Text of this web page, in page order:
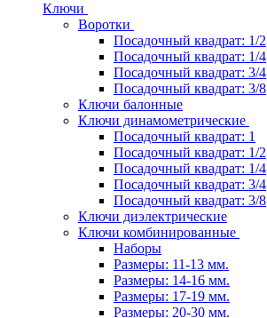
Ключи
Воротки
Посадочный квадрат: 1/2
Посадочный квадрат: 1/4
Посадочный квадрат: 3/4
Посадочный квадрат: 3/8
Ключи балонные
Ключи динамометрические
Посадочный квадрат: 1
Посадочный квадрат: 1/2
Посадочный квадрат: 1/4
Посадочный квадрат: 3/4
Посадочный квадрат: 3/8
Ключи диэлектрические
Ключи комбинированные
Наборы
Размеры: 11-13 мм.
Размеры: 14-16 мм.
Размеры: 17-19 мм.
Размеры: 20-30 мм.